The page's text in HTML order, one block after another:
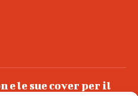
e le sue cover per il